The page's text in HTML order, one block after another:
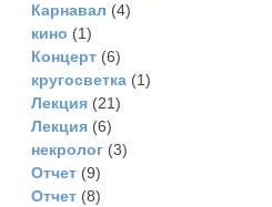
Карнавал (4)
кино (1)
Концерт (6)
кругосветка (1)
Лекция (21)
Лекция (6)
некролог (3)
Отчет (9)
Отчет (8)